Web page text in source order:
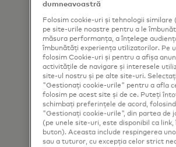
information by email. If I
shared my phone
that I am also happy to
contacted by
marketing purposes by
understand that I am
withdraw my consent at
free of charge, using
link provided in each
dumneavoastră
Folosim cookie-uri și tehnologii
pe site-urile noastre pentru a le
măsura performanța, a înțelege
îmbunătăți experiența utilizatorilor. Pe
folosim Cookie-uri și pentru a afișa
activitățile de navigare și interesele
site-ul nostru și pe alte site-uri.
"Gestionați cookie-urile" pentru a afla
folosim pe acest site și de ce. Puteți
schimbați preferințele de acord,
"Gestionați cookie-urile", din partea de
(pe unele site-uri, este disponibil ca link,
buton). Aceasta include respingerea
sau a tuturor, cu excepția celor strict